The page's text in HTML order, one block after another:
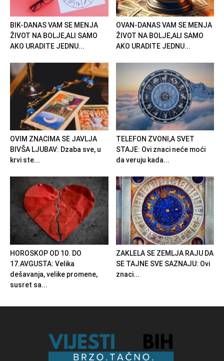
BIK-DANAS VAM SE MENJA
ŽIVOT NA BOLJE,ALI SAMO
AKO URADITE JEDNU...
OVAN-DANAS VAM SE MENJA
ŽIVOT NA BOLJE,ALI SAMO
AKO URADITE JEDNU...
OVIM ZNACIMA SE JAVLJA
BIVŠA LJUBAV: Dzaba sve, u
krvi ste...
TELEFON ZVONI,A SVET
STAJE: Ovi znaci neće moći
da veruju kada...
HOROSKOP OD 10. DO
17.AVGUSTA: Velika
dešavanja, velike promene,
susret sa...
ZAKLELA SE ZEMLJA RAJU DA
SE TAJNE SVE SAZNAJU: Ovi
znaci...